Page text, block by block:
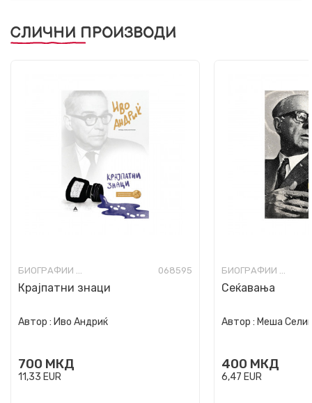
СЛИЧНИ ПРОИЗВОДИ
БИОГРАФИИ И МЕМОАРИ 068595
Крајпатни знаци
Автор : Иво Андриќ
700 МКД
11,33 EUR
БИОГРАФИИ И МЕМОАРИ
Сеќавања
Автор : Меша
400 МКД
6,47 EUR